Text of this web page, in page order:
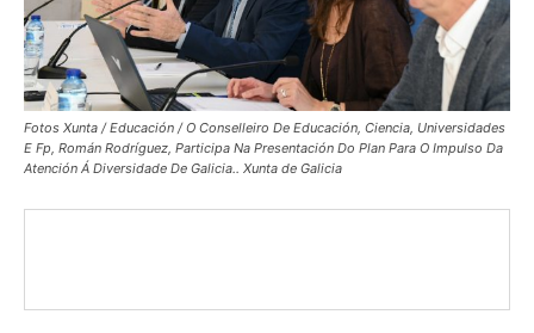
Fotos Xunta / Educación / O Conselleiro De Educación, Ciencia, Universidades
E Fp, Román Rodríguez, Participa Na Presentación Do Plan Para O Impulso Da
Atención Á Diversidade De Galicia.. Xunta de Galicia